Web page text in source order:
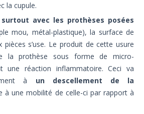
la cupule.
avec les prothèses posées
mou, métal-plastique), la surface de
s’use. Le produit de cette usure
la prothèse sous forme de micro-
une réaction inflammatoire. Ceci va
à un descellement de la
à une mobilité de celle-ci par rapport à